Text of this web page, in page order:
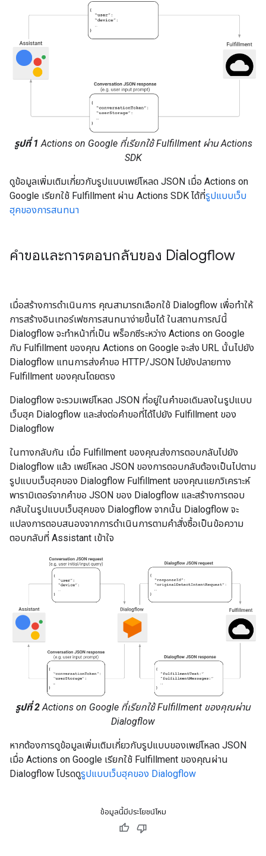
รูปที่ 1 Actions on Google ที่เรียกใช้ Fulfillment ผ่าน Actions
SDK
ดูข้อมูลเพิ่มเติมเกี่ยวกับรูปแบบเพย์โหลด JSON เมื่อ Actions on
Google เรียกใช้ Fulfillment ผ่าน Actions SDK ได้ที่รูปแบบเว็บ
ฮุคของการสนทนา
คำขอและการตอบกลับของ Dialogflow
เมื่อสร้างการดำเนินการ คุณสามารถเลือกใช้ Dialogflow เพื่อทำให้
การสร้างอินเทอร์เฟซการสนทนาง่ายขึ้นได้ ในสถานการณ์นี้
Dialogflow จะทำหน้าที่เป็น พร็อกซีระหว่าง Actions on Google
กับ Fulfillment ของคุณ Actions on Google จะส่ง URL นั้นไปยัง
Dialogflow แทนการส่งคำขอ HTTP/JSON ไปยังปลายทาง
Fulfillment ของคุณโดยตรง
Dialogflow จะรวมเพย์โหลด JSON ที่อยู่ในคำขอเดิมลงในรูปแบบ
เว็บฮุค Dialogflow และส่งต่อคำขอที่ได้ไปยัง Fulfillment ของ
Dialogflow
ในทางกลับกัน เมื่อ Fulfillment ของคุณส่งการตอบกลับไปยัง
Dialogflow แล้ว เพย์โหลด JSON ของการตอบกลับต้องเป็นไปตาม
รูปแบบเว็บฮุคของ Dialogflow Fulfillment ของคุณแยกวิเคราะห์
พารามิเตอร์จากคำขอ JSON ของ Dialogflow และสร้างการตอบ
กลับในรูปแบบเว็บฮุคของ Dialogflow จากนั้น Dialogflow จะ
แปลงการตอบสนองจากการดำเนินการตามคำสั่งซื้อเป็นข้อความ
ตอบกลับที่ Assistant เข้าใจ
รูปที่ 2Actions on Google ที่เรียกใช้ Fulfillment ของคุณผ่าน
Dialogflow
หากต้องการดูข้อมูลเพิ่มเติมเกี่ยวกับรูปแบบของเพย์โหลด JSON
เมื่อ Actions on Google เรียกใช้ Fulfillment ของคุณผ่าน
Dialogflow โปรดดูรูปแบบเว็บฮุคของ Dialogflow
ข้อมูลนี้มีประโยชน์ไหม